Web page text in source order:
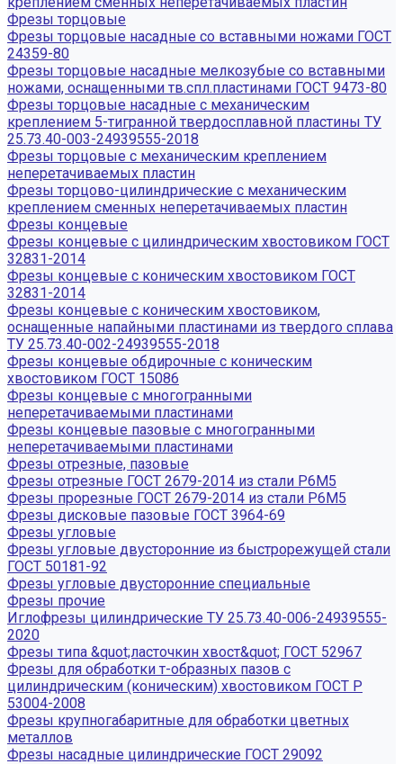
Фрезы торцовые
Фрезы торцовые насадные со вставными ножами ГОСТ
24359-80
Фрезы торцовые насадные мелкозубые со вставными
ножами, оснащенными тв.спл.пластинами ГОСТ 9473-80
Фрезы торцовые насадные с механическим
креплением 5-тигранной твердосплавной пластины ТУ
25.73.40-003-24939555-2018
Фрезы торцовые с механическим креплением
неперетачиваемых пластин
Фрезы торцово-цилиндрические с механическим
креплением сменных неперетачиваемых пластин
Фрезы концевые
Фрезы концевые с цилиндрическим хвостовиком ГОСТ
32831-2014
Фрезы концевые с коническим хвостовиком ГОСТ
32831-2014
Фрезы концевые с коническим хвостовиком,
оснащенные напайными пластинами из твердого сплава
ТУ 25.73.40-002-24939555-2018
Фрезы концевые обдирочные с коническим
хвостовиком ГОСТ 15086
Фрезы концевые с многогранными
неперетачиваемыми пластинами
Фрезы концевые пазовые с многогранными
неперетачиваемыми пластинами
Фрезы отрезные, пазовые
Фрезы отрезные ГОСТ 2679-2014 из стали Р6М5
Фрезы прорезные ГОСТ 2679-2014 из стали Р6М5
Фрезы дисковые пазовые ГОСТ 3964-69
Фрезы угловые
Фрезы угловые двусторонние из быстрорежущей стали
ГОСТ 50181-92
Фрезы угловые двусторонние специальные
Фрезы прочие
Иглофрезы цилиндрические ТУ 25.73.40-006-24939555-
2020
Фрезы типа &quot;ласточкин хвост&quot; ГОСТ 52967
Фрезы для обработки т-образных пазов с
цилиндрическим (коническим) хвостовиком ГОСТ Р
53004-2008
Фрезы крупногабаритные для обработки цветных
металлов
Фрезы насадные цилиндрические ГОСТ 29092